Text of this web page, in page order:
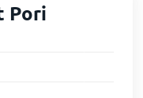
Pori